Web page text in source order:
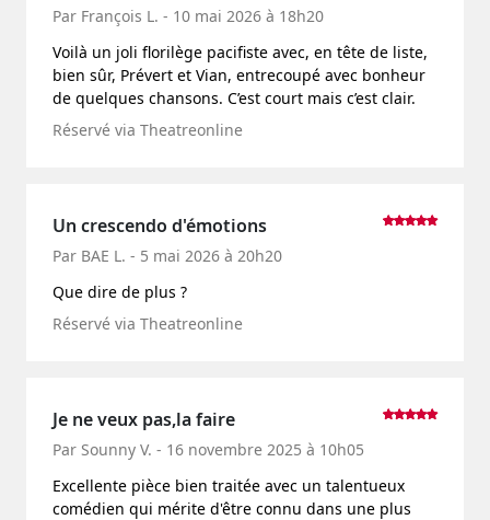
Par François L. - 10 mai 2026 à 18h20
Voilà un joli florilège pacifiste avec, en tête de liste,
bien sûr, Prévert et Vian, entrecoupé avec bonheur
de quelques chansons. C’est court mais c’est clair.
Réservé via Theatreonline
Un crescendo d'émotions
Par BAE L. - 5 mai 2026 à 20h20
Que dire de plus ?
Réservé via Theatreonline
Je ne veux pas,la faire
Par Sounny V. - 16 novembre 2025 à 10h05
Excellente pièce bien traitée avec un talentueux
comédien qui mérite d'être connu dans une plus